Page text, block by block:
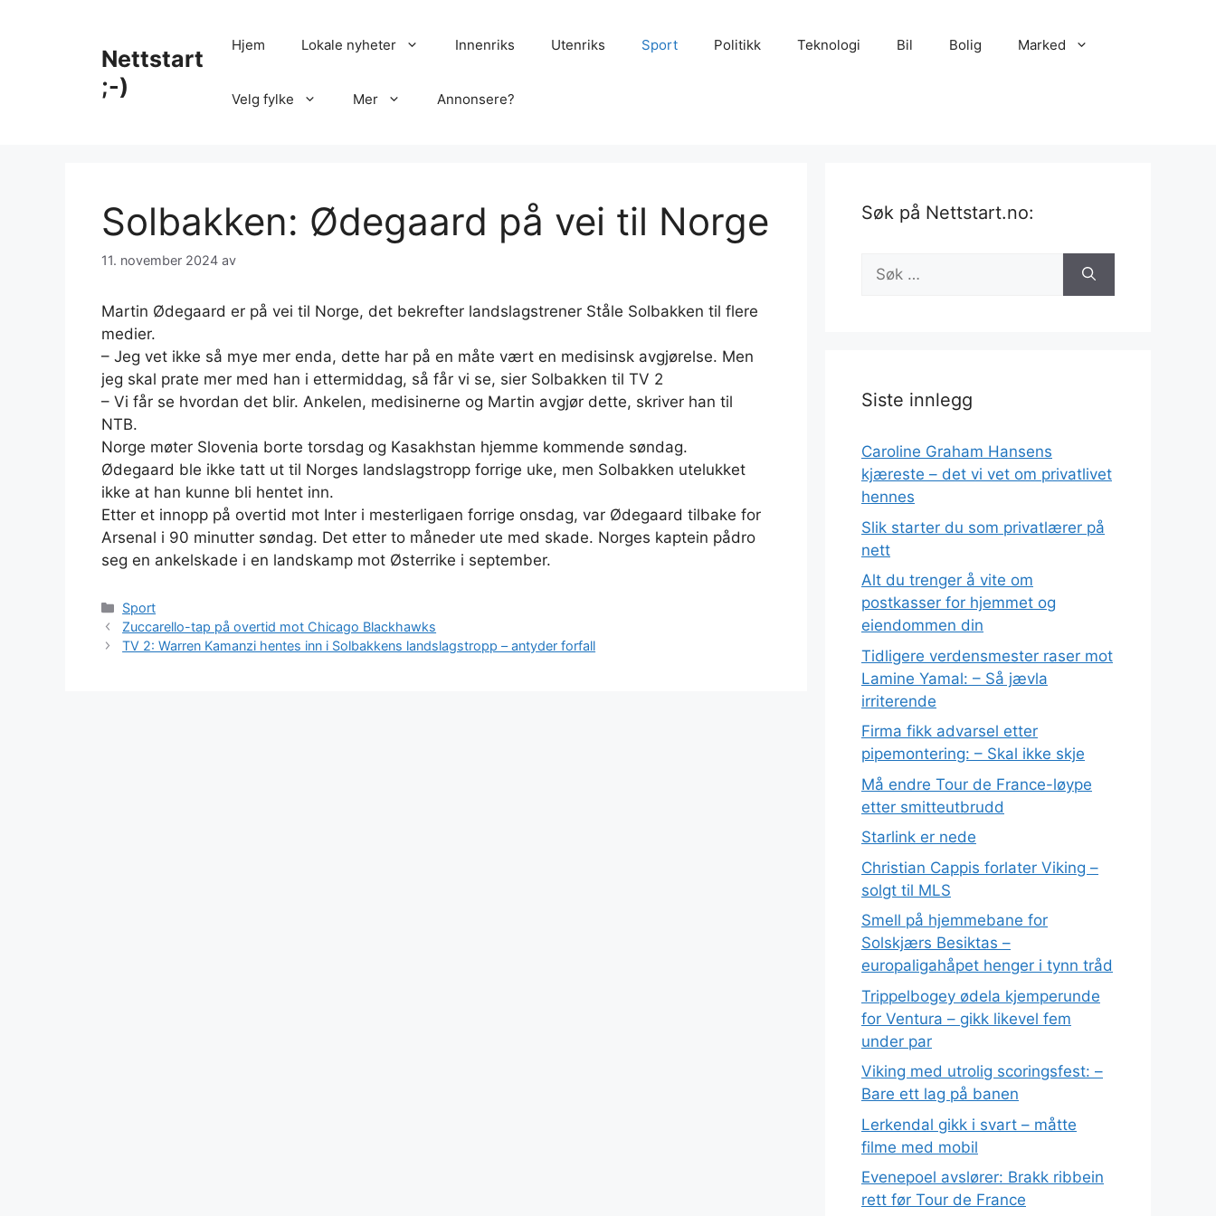
Nettstart
;-)
Hjem Lokale nyheter Innenriks Utenriks Sport Politikk Teknologi Bil Bolig Marked
Velg fylke Mer Annonsere?
Solbakken: Ødegaard på vei til Norge
11. november 2024 av
Martin Ødegaard er på vei til Norge, det bekrefter landslagstrener Ståle Solbakken til flere
medier.
– Jeg vet ikke så mye mer enda, dette har på en måte vært en medisinsk avgjørelse. Men
jeg skal prate mer med han i ettermiddag, så får vi se, sier Solbakken til TV 2
– Vi får se hvordan det blir. Ankelen, medisinerne og Martin avgjør dette, skriver han til
NTB.
Norge møter Slovenia borte torsdag og Kasakhstan hjemme kommende søndag.
Ødegaard ble ikke tatt ut til Norges landslagstropp forrige uke, men Solbakken utelukket
ikke at han kunne bli hentet inn.
Etter et innopp på overtid mot Inter i mesterligaen forrige onsdag, var Ødegaard tilbake for
Arsenal i 90 minutter søndag. Det etter to måneder ute med skade. Norges kaptein pådro
seg en ankelskade i en landskamp mot Østerrike i september.
Kategorier
Sport
Zuccarello-tap på overtid mot Chicago Blackhawks
TV 2: Warren Kamanzi hentes inn i Solbakkens landslagstropp – antyder forfall
Søk på Nettstart.no:
Søk
etter:
Siste innlegg
Caroline Graham Hansens
kjæreste – det vi vet om privatlivet
hennes
Slik starter du som privatlærer på
nett
Alt du trenger å vite om
postkasser for hjemmet og
eiendommen din
Tidligere verdensmester raser mot
Lamine Yamal: – Så jævla
irriterende
Firma fikk advarsel etter
pipemontering: – Skal ikke skje
Må endre Tour de France-løype
etter smitteutbrudd
Starlink er nede
Christian Cappis forlater Viking –
solgt til MLS
Smell på hjemmebane for
Solskjærs Besiktas –
europaligahåpet henger i tynn tråd
Trippelbogey ødela kjemperunde
for Ventura – gikk likevel fem
under par
Viking med utrolig scoringsfest: –
Bare ett lag på banen
Lerkendal gikk i svart – måtte
filme med mobil
Evenepoel avslører: Brakk ribbein
rett før Tour de France